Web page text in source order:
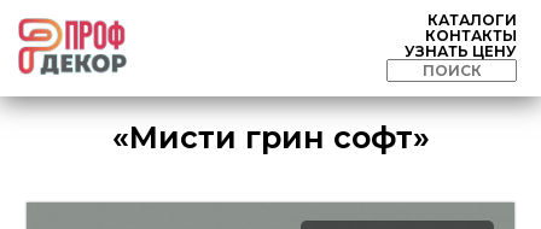
КАТАЛОГИ
КОНТАКТЫ
УЗНАТЬ ЦЕНУ
«Мисти грин софт»